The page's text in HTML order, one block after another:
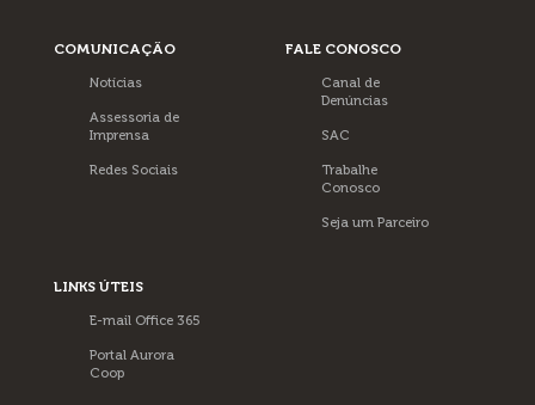
COMUNICAÇÃO
Notícias
Assessoria de
Imprensa
Redes Sociais
FALE CONOSCO
Canal de
Denúncias
SAC
Trabalhe
Conosco
Seja um Parceiro
LINKS ÚTEIS
E-mail Office 365
Portal Aurora
Coop